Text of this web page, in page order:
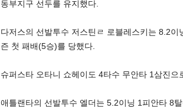
스북 터 공 공유 버블
달기
동부지구 선두를 유지했다.
다저스의 선발투수 저스틴ㄹ 로블레스키는 8.2
즌 첫 패배(5승)를 당했다.
슈퍼스타 오타니 쇼헤이도 4타수 무안타 1삼진으
애틀랜타의 선발투수 엘더는 5.2이닝 1피안타 8